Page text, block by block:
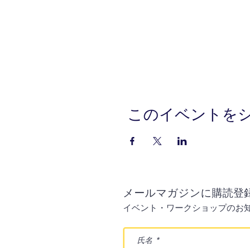
このイベントを
メールマガジンに購読登
イベント・ワークショップのお